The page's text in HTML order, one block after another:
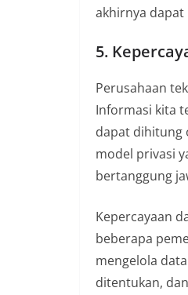
akhirnya dapat
5.
Perusahaan
Informasi kita
dapat dihitung
model privasi
bertanggung
Kepercayaan
beberapa
mengelola
ditentukan,